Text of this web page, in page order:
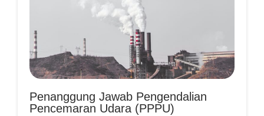
Penanggung Jawab Pengendalian
Pencemaran Udara (PPPU)